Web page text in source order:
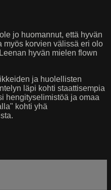
jo huomannut, että hyvän
myös korvien välissä eri olo
hyvän mielen flown
ja huolellisten
läpi kohti staattisempia
hengityselimistöä ja omaa
kohti yhä